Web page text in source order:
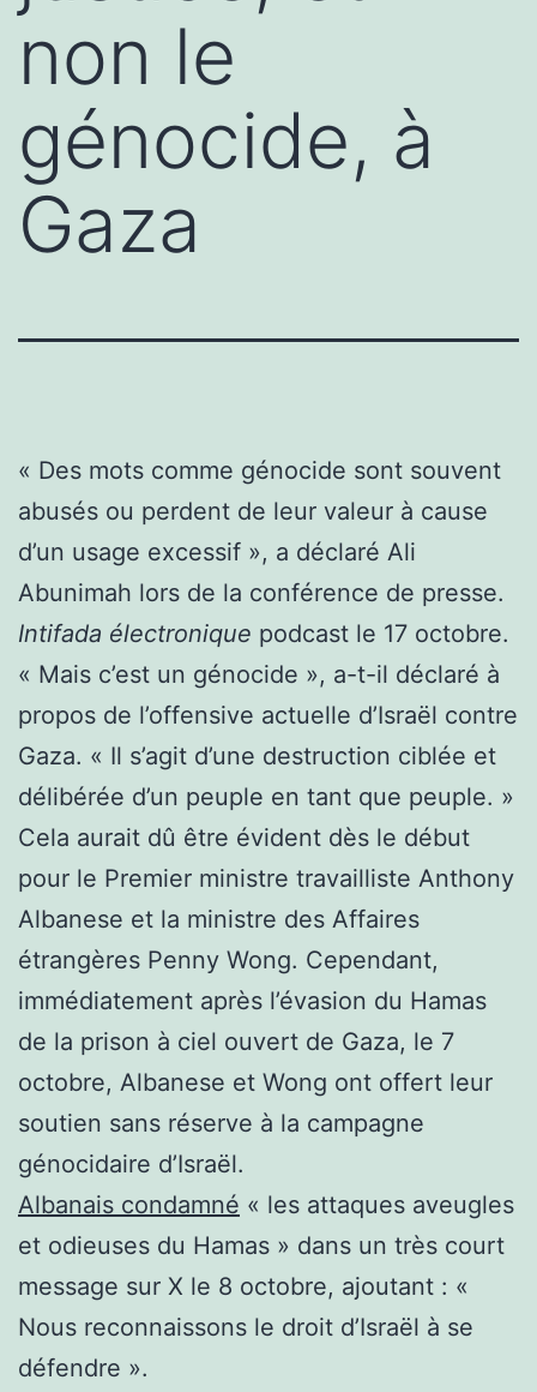
non le
génocide, à
Gaza
« Des mots comme génocide sont souvent
abusés ou perdent de leur valeur à cause
d’un usage excessif », a déclaré Ali
Abunimah lors de la conférence de presse.
Intifada électronique podcast le 17 octobre.
« Mais c’est un génocide », a-t-il déclaré à
propos de l’offensive actuelle d’Israël contre
Gaza. « Il s’agit d’une destruction ciblée et
délibérée d’un peuple en tant que peuple. »
Cela aurait dû être évident dès le début
pour le Premier ministre travailliste Anthony
Albanese et la ministre des Affaires
étrangères Penny Wong. Cependant,
immédiatement après l’évasion du Hamas
de la prison à ciel ouvert de Gaza, le 7
octobre, Albanese et Wong ont offert leur
soutien sans réserve à la campagne
génocidaire d’Israël.
Albanais condamné « les attaques aveugles
et odieuses du Hamas » dans un très court
message sur X le 8 octobre, ajoutant : «
Nous reconnaissons le droit d’Israël à se
défendre ».